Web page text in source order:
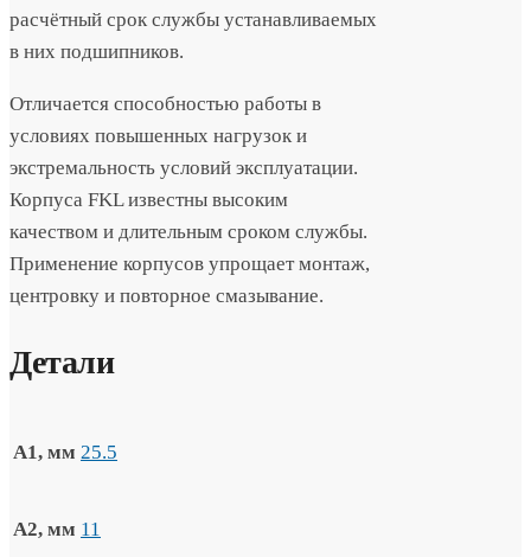
расчётный срок службы устанавливаемых
в них подшипников.
Отличается способностью работы в
условиях повышенных нагрузок и
экстремальность условий эксплуатации.
Корпуса FKL известны высоким
качеством и длительным сроком службы.
Применение корпусов упрощает монтаж,
центровку и повторное смазывание.
Детали
A1, мм 25.5
A2, мм 11